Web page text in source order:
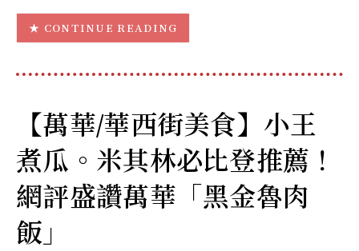
CONTINUE READING
【萬華/華西街美食】小王
煮瓜。米其林必比登推薦！
網評盛讚萬華「黑金魯肉
飯」